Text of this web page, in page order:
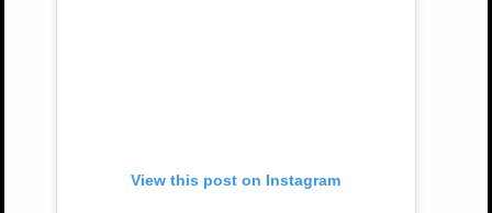
View this post on Instagram